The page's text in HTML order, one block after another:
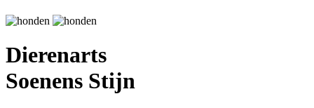
Dierenarts
Soenens Stijn